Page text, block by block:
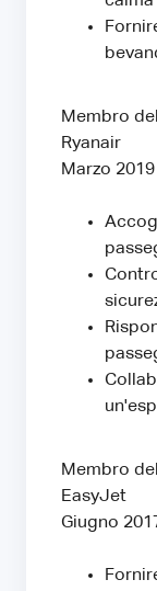
Membro
Ryanair
Marzo
Membro
EasyJet
Giugno